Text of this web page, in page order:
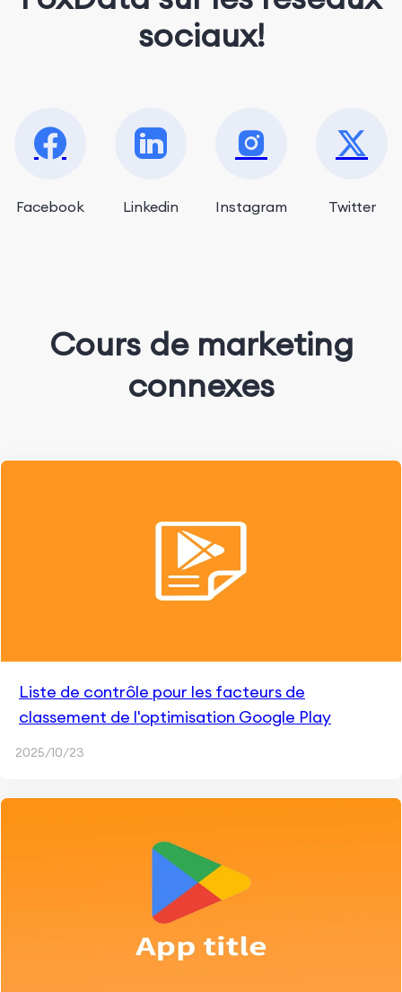
sociaux!
Facebook Linkedin Instagram Twitter
Cours de marketing
connexes
Liste de contrôle pour les facteurs de
classement de l'optimisation Google Play
2025/10/23